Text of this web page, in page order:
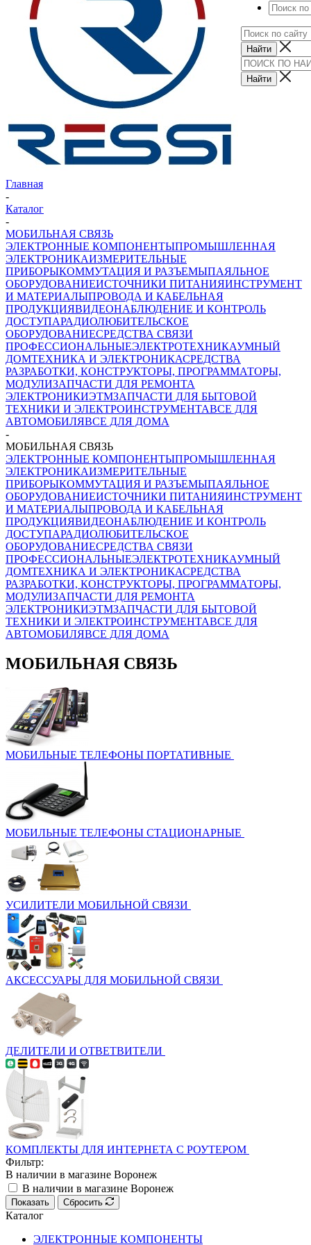
Главная
-
Каталог
-
МОБИЛЬНАЯ СВЯЗЬ
ЭЛЕКТРОННЫЕ КОМПОНЕНТЫПРОМЫШЛЕННАЯ
ЭЛЕКТРОНИКАИЗМЕРИТЕЛЬНЫЕ
ПРИБОРЫКОММУТАЦИЯ И РАЗЪЕМЫПАЯЛЬНОЕ
ОБОРУДОВАНИЕИСТОЧНИКИ ПИТАНИЯИНСТРУМЕНТ
И МАТЕРИАЛЫПРОВОДА И КАБЕЛЬНАЯ
ПРОДУКЦИЯВИДЕОНАБЛЮДЕНИЕ И КОНТРОЛЬ
ДОСТУПАРАДИОЛЮБИТЕЛЬСКОЕ
ОБОРУДОВАНИЕСРЕДСТВА СВЯЗИ
ПРОФЕССИОНАЛЬНЫЕЭЛЕКТРОТЕХНИКАУМНЫЙ
ДОМТЕХНИКА И ЭЛЕКТРОНИКАСРЕДСТВА
РАЗРАБОТКИ, КОНСТРУКТОРЫ, ПРОГРАММАТОРЫ,
МОДУЛИЗАПЧАСТИ ДЛЯ РЕМОНТА
ЭЛЕКТРОНИКИЭТМЗАПЧАСТИ ДЛЯ БЫТОВОЙ
ТЕХНИКИ И ЭЛЕКТРОИНСТРУМЕНТАВСЕ ДЛЯ
АВТОМОБИЛЯВСЕ ДЛЯ ДОМА
-
МОБИЛЬНАЯ СВЯЗЬ
ЭЛЕКТРОННЫЕ КОМПОНЕНТЫПРОМЫШЛЕННАЯ
ЭЛЕКТРОНИКАИЗМЕРИТЕЛЬНЫЕ
ПРИБОРЫКОММУТАЦИЯ И РАЗЪЕМЫПАЯЛЬНОЕ
ОБОРУДОВАНИЕИСТОЧНИКИ ПИТАНИЯИНСТРУМЕНТ
И МАТЕРИАЛЫПРОВОДА И КАБЕЛЬНАЯ
ПРОДУКЦИЯВИДЕОНАБЛЮДЕНИЕ И КОНТРОЛЬ
ДОСТУПАРАДИОЛЮБИТЕЛЬСКОЕ
ОБОРУДОВАНИЕСРЕДСТВА СВЯЗИ
ПРОФЕССИОНАЛЬНЫЕЭЛЕКТРОТЕХНИКАУМНЫЙ
ДОМТЕХНИКА И ЭЛЕКТРОНИКАСРЕДСТВА
РАЗРАБОТКИ, КОНСТРУКТОРЫ, ПРОГРАММАТОРЫ,
МОДУЛИЗАПЧАСТИ ДЛЯ РЕМОНТА
ЭЛЕКТРОНИКИЭТМЗАПЧАСТИ ДЛЯ БЫТОВОЙ
ТЕХНИКИ И ЭЛЕКТРОИНСТРУМЕНТАВСЕ ДЛЯ
АВТОМОБИЛЯВСЕ ДЛЯ ДОМА
МОБИЛЬНАЯ СВЯЗЬ
МОБИЛЬНЫЕ ТЕЛЕФОНЫ ПОРТАТИВНЫЕ
МОБИЛЬНЫЕ ТЕЛЕФОНЫ СТАЦИОНАРНЫЕ
УСИЛИТЕЛИ МОБИЛЬНОЙ СВЯЗИ
АКСЕССУАРЫ ДЛЯ МОБИЛЬНОЙ СВЯЗИ
ДЕЛИТЕЛИ И ОТВЕТВИТЕЛИ
КОМПЛЕКТЫ ДЛЯ ИНТЕРНЕТА С РОУТЕРОМ
Фильтр:
В наличии в магазине Воронеж
В наличии в магазине Воронеж
Показать Сбросить
Каталог
ЭЛЕКТРОННЫЕ КОМПОНЕНТЫ